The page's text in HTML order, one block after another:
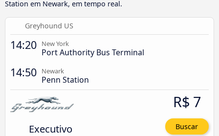
Station em Newark, em tempo real.
Greyhound US
14:20 New York
Port Authority Bus Terminal
14:50 Newark
Penn Station
Executivo
R$ 7
Buscar